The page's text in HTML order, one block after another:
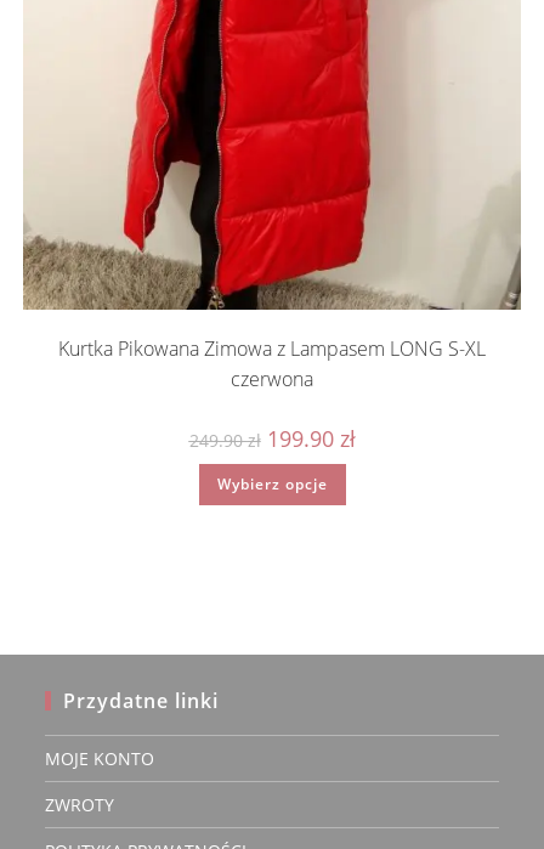
Kurtka Pikowana Zimowa z Lampasem LONG S-XL
czerwona
249.90zł Pierwotna
cena
wynosiła:
249.90 zł.
199.90 złAktualna
Wybierz opcje
Ten
ma
Przydatne linki
MOJE KONTO
ZWROTY